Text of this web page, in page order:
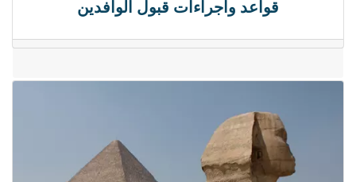
قواعد واجراءات قبول الوافدين